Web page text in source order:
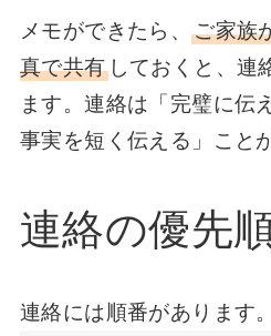
メモができたら、ご家族
真で共有しておくと、連
ます。連絡は「完璧に伝
事実を短く伝える」こと
連絡の優先
連絡には順番があります。